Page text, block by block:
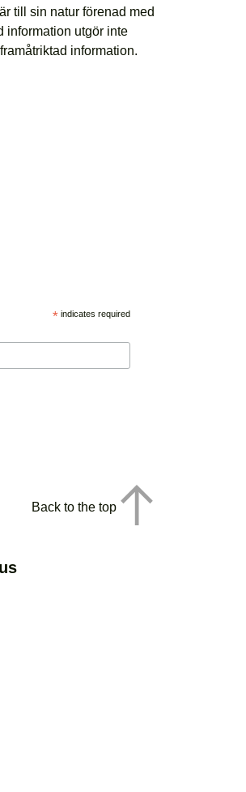
till sin natur förenad med
information utgör inte
information.
*indicates required
Back to the top